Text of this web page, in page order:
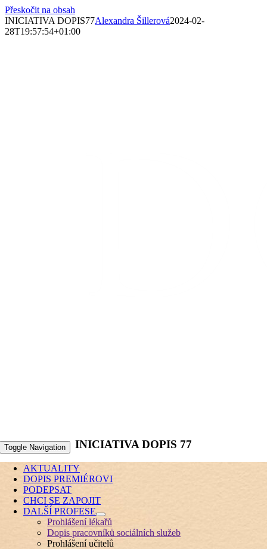
Přeskočit na obsah
Toggle Navigation
AKTUALITY
DOPIS PREMIÉROVI
PODEPSAT
CHCI SE ZAPOJIT
DALŠÍ PROFESE
Prohlášení lékařů
Dopis pracovníků sociálních služeb
Prohlášení učitelů
INICIATIVA DOPIS77Alexandra Šillerová2024-02-
28T19:57:54+01:00
INICIATIVA DOPIS 77